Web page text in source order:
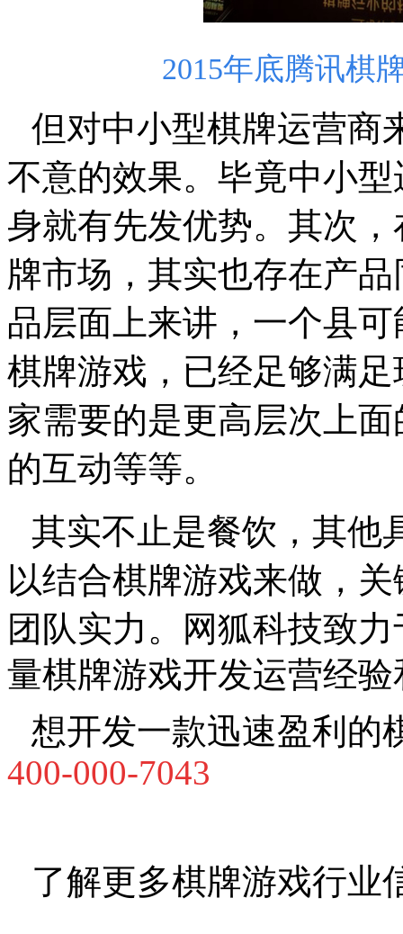
2015年底腾讯棋
但对中小型棋牌运营商
不意的效果。毕竟中小
身就有先发优势。其次
牌市场，其实也存在产
品层面上来讲，一个县
棋牌游戏，已经足够满
家需要的是更高层次上
的互动等等。
其实不止是餐饮，其他
以结合棋牌游戏来做，
团队实力。
网狐科技致
量棋牌游戏开发运营经
想开发一款迅速盈利的
400-000-7043
了解更多棋牌游戏行业